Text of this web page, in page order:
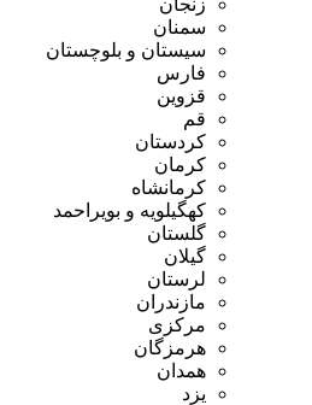
سمنان
سیستان و بلوچستان
فارس
قزوین
قم
کردستان
کرمان
کرمانشاه
کهگیلویه و بویراحمد
گلستان
گیلان
لرستان
مازندران
مرکزی
هرمزگان
همدان
یزد